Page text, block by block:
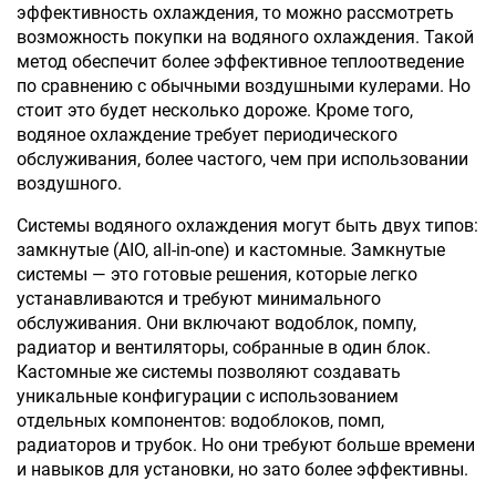
эффективность охлаждения, то можно рассмотреть
возможность покупки на водяного охлаждения. Такой
метод обеспечит более эффективное теплоотведение
по сравнению с обычными воздушными кулерами. Но
стоит это будет несколько дороже. Кроме того,
водяное охлаждение требует периодического
обслуживания, более частого, чем при использовании
воздушного.
Системы водяного охлаждения могут быть двух типов:
замкнутые (AIO, all-in-one) и кастомные. Замкнутые
системы — это готовые решения, которые легко
устанавливаются и требуют минимального
обслуживания. Они включают водоблок, помпу,
радиатор и вентиляторы, собранные в один блок.
Кастомные же системы позволяют создавать
уникальные конфигурации с использованием
отдельных компонентов: водоблоков, помп,
радиаторов и трубок. Но они требуют больше времени
и навыков для установки, но зато более эффективны.